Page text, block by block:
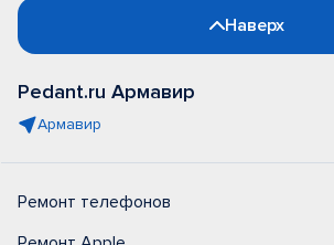
Наверх
Pedant.ru Армавир
Армавир
Ремонт телефонов